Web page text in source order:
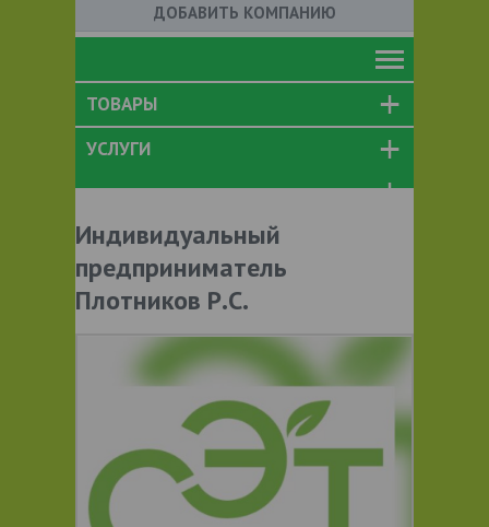
ДОБАВИТЬ КОМПАНИЮ
ТОВАРЫ
УСЛУГИ
Индивидуальный
предприниматель
Плотников Р.С.